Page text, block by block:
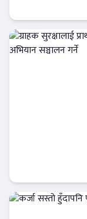
अटो-मार्केट
अटो-मार्केट